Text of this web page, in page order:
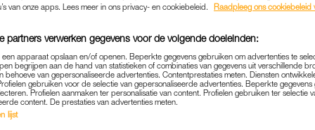
TIPS VOOR EEN DAG
'ZIE HIER MAAR
TAS TE
16-04-2026 | LINDA.
Rotterdam achter de rug, keert de rust langzaam
juist nú in te zoomen op alles wat Rotterdam zo
van onze apps. Lees meer in ons privacy- en cookiebeleid.
Raadpleeg ons cookiebeleid
partners verwerken gegevens voor de volgende doeleinden:
apparaat opslaan en/of openen. Beperkte gegevens gebruiken om advertenties te
begrijpen aan de hand van statistieken of combinaties van gegevens uit verschillende
behoeve van gepersonaliseerde advertenties. Contentprestaties meten. Diensten
gebruiken voor de selectie van gepersonaliseerde advertenties. Beperkte
Profielen aanmaken ter personalisatie van content. Profielen gebruiken ter selectie
content. De prestaties van advertenties meten.
lijst